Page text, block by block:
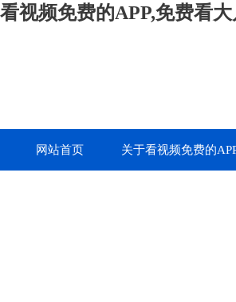
看视频免费的APP,免费看
网站首页 关于看视频免费的